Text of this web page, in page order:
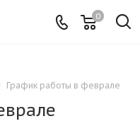
0
График работы в феврале